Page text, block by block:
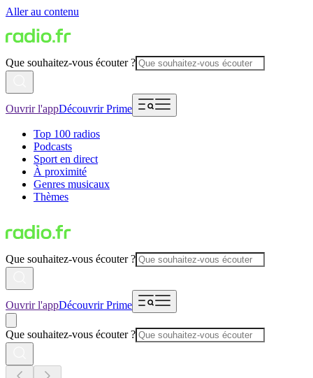
Aller au contenu
Que souhaitez-vous écouter ?
Ouvrir l'appDécouvrir Prime
Top 100 radios
Podcasts
Sport en direct
À proximité
Genres musicaux
Thèmes
Que souhaitez-vous écouter ?
Ouvrir l'appDécouvrir Prime
Que souhaitez-vous écouter ?